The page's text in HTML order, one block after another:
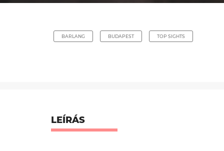
BARLANG BUDAPEST TOP SIGHTS
LEÍRÁS